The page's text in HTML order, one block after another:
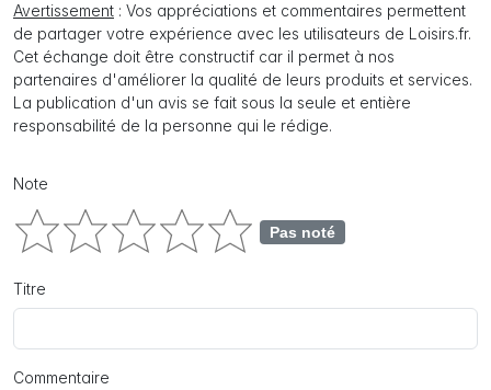
Avertissement : Vos appréciations et commentaires permettent
de partager votre expérience avec les utilisateurs de Loisirs.fr.
Cet échange doit être constructif car il permet à nos
partenaires d'améliorer la qualité de leurs produits et services.
La publication d'un avis se fait sous la seule et entière
responsabilité de la personne qui le rédige.
Note
Pas noté
Titre
Commentaire